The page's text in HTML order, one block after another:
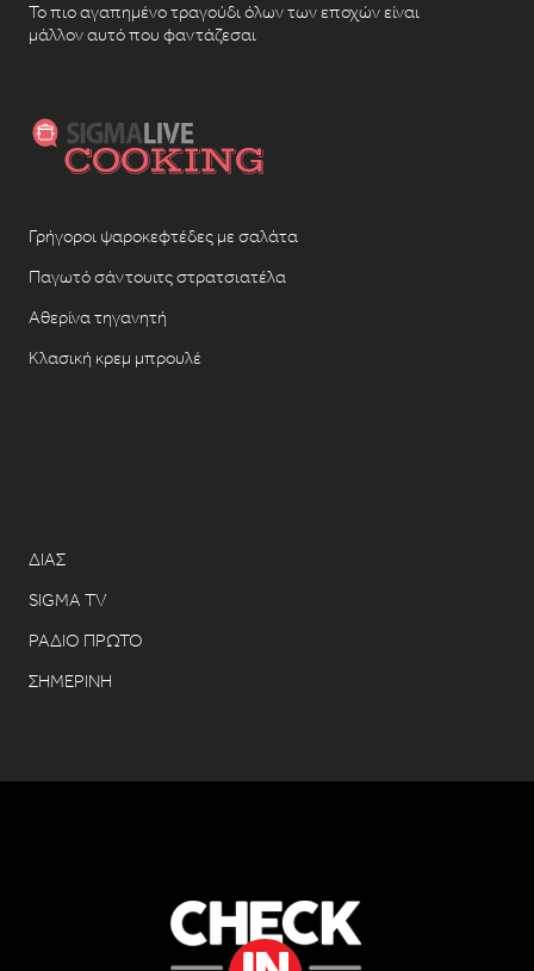
Το πιο αγαπημένο τραγούδι όλων των εποχών είναι
μάλλον αυτό που φαντάζεσαι
Γρήγοροι ψαροκεφτέδες με σαλάτα
Παγωτό σάντουιτς στρατσιατέλα
Αθερίνα τηγανητή
Κλασική κρεμ μπρουλέ
ΔΙΑΣ
SIGMA TV
ΡΑΔΙΟ ΠΡΩΤΟ
ΣΗΜΕΡΙΝΗ